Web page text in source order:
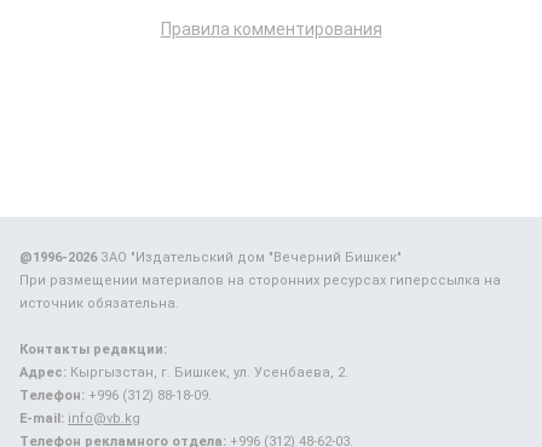
Правила комментирования
@1996-2026ЗАО "Издательский дом "Вечерний Бишкек"
При размещении материалов на сторонних ресурсах гиперссылка на
источник обязательна.
Контакты редакции:
Адрес: Кыргызстан, г. Бишкек, ул. Усенбаева, 2.
Телефон: +996 (312) 88-18-09.
E-mail: info@vb.kg
Телефон рекламного отдела: +996 (312) 48-62-03.